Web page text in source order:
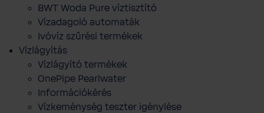
BWT Woda Pure víztisztító
Vízadagoló automaták
Ivóvíz szűrési termékek
Vízlágyítás
Vízlágyító termékek
OnePipe Pearlwater
Információkérés
Vízkeménység teszter igénylése